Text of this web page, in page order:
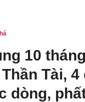
10
Tài, 4
dòng,